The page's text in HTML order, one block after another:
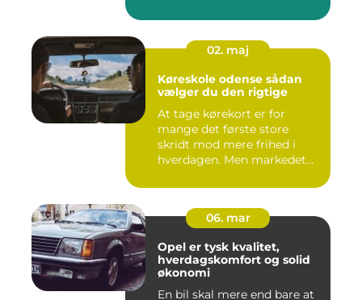
02. maj
Køreskole odense sådan
vælger du den rigtige
At tage kørekort er for
mange det første store
skridt mod mere frihed i
hverdagen. Men markedet
06. mar
Opel er tysk kvalitet,
hverdagskomfort og solid
økonomi
En bil skal mere end bare at